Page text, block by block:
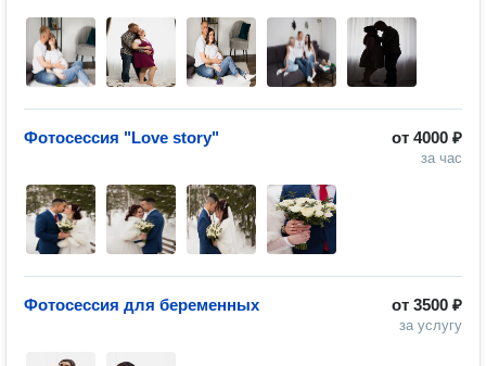
от 4000 ₽
за час
Фотосессия "Love story"
от 3500 ₽
за услугу
Фотосессия для беременных